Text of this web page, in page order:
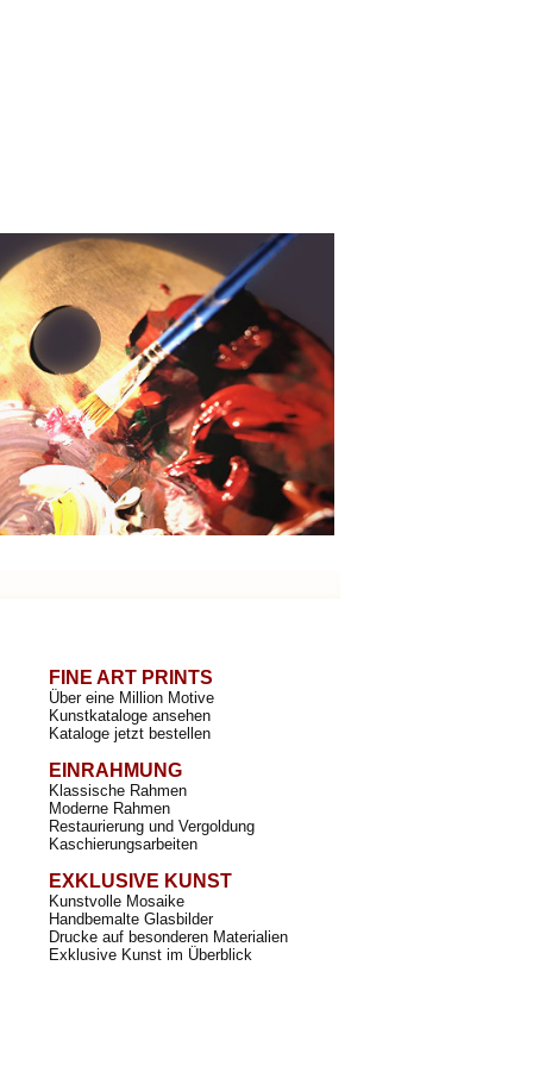
FINE ART PRINTS
Über eine Million Motive
Kunstkataloge ansehen
Kataloge jetzt bestellen
EINRAHMUNG
Klassische Rahmen
Moderne Rahmen
Restaurierung und Vergoldung
Kaschierungsarbeiten
EXKLUSIVE KUNST
Kunstvolle Mosaike
Handbemalte Glasbilder
Drucke auf besonderen Materialien
Exklusive Kunst im Überblick